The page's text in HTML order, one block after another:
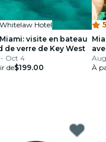
Hotel
visite en bateau
de verre de Key West
Oct 4
de$199.00
À